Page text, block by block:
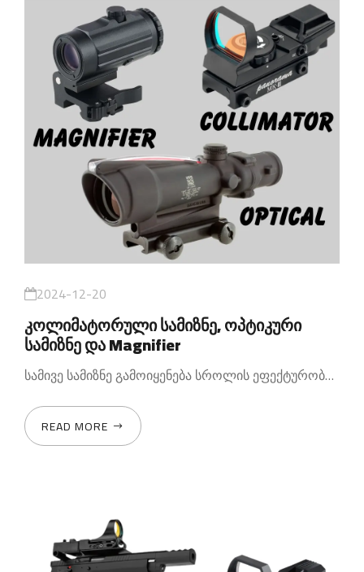
2024-12-20
კოლიმატორული სამიზნე, ოპტიკური
სამიზნე და Magnifier
სამივე სამიზნე გამოიყენება სროლის ეფექტურობის გასაუმჯობესებლად
READ MORE